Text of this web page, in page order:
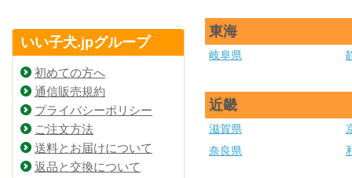
東海
岐阜県
近畿
滋賀県
奈良県
いい子犬.jpグループ
初めての方へ
通信販売規約
プライバシーポリシー
ご注文方法
送料とお届けについて
返品と交換について